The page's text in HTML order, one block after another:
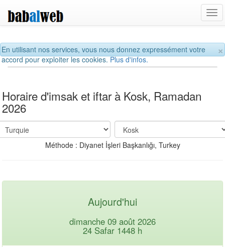
×
En utilisant nos services, vous nous donnez expressément votre
accord pour exploiter les cookies.Plus d'infos.
Horaire d'imsak et iftar à Kosk, Ramadan
2026
Méthode : Diyanet İşleri Başkanlığı, Turkey
Aujourd'hui
dimanche 09 août 2026
24 Safar 1448 h